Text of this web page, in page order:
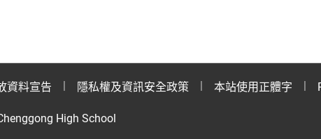
資料宣告 隱私權及資訊安全政策 本站使用正體字
High School